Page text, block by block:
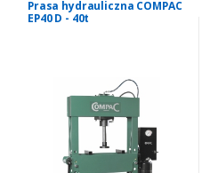
Prasa hydrauliczna COMPAC
EP40 D - 40t